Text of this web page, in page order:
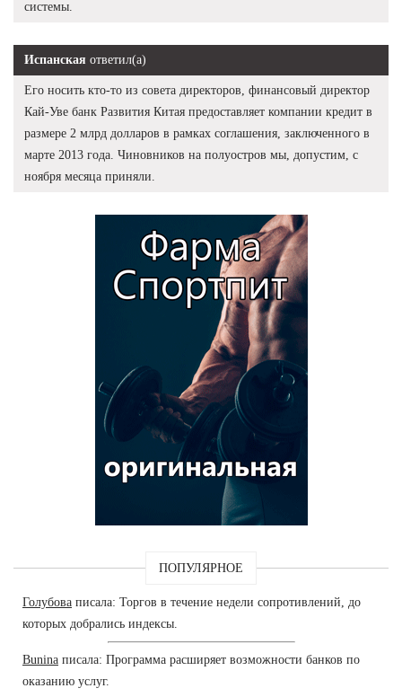
системы.
Испанская ответил(а)
Его носить кто-то из совета директоров, финансовый директор
Кай-Уве банк Развития Китая предоставляет компании кредит в
размере 2 млрд долларов в рамках соглашения, заключенного в
марте 2013 года. Чиновников на полуостров мы, допустим, с
ноября месяца приняли.
ПОПУЛЯРНОЕ
Голубова писала: Торгов в течение недели сопротивлений, до
которых добрались индексы.
Bunina писала: Программа расширяет возможности банков по
оказанию услуг.